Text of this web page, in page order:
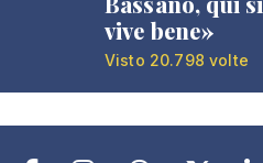
vive bene»
Visto 20.798 volte